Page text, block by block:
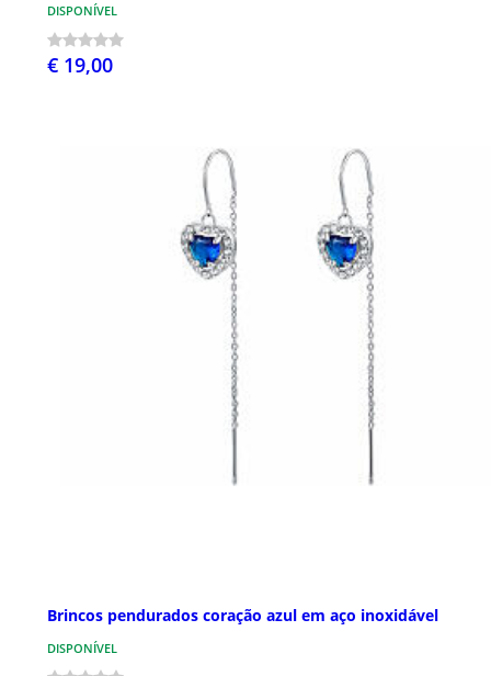
DISPONÍVEL
€ 19,00
Brincos pendurados coração azul em aço inoxidável
DISPONÍVEL